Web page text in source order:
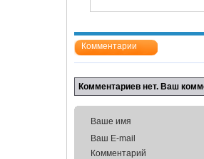
Комментарии
Комментариев нет. Ваш
Ваше имя
Ваш E-mail
Комментарий